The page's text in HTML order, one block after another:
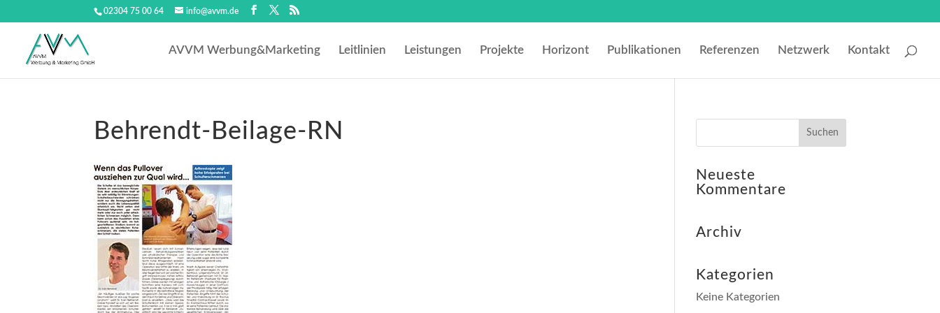
02304 75 00 64 info@avvm.de
AVVM Werbung&Marketing Leitlinien Leistungen Projekte Horizont Publikationen Referenzen Netzwerk Kontakt
Behrendt-Beilage-RN
Neueste
Kommentare
Archiv
Kategorien
Keine Kategorien